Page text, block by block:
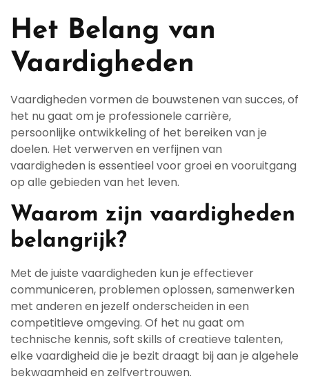
2024
Het Belang van
Vaardigheden
Vaardigheden vormen de bouwstenen van succes, of
het nu gaat om je professionele carrière,
persoonlijke ontwikkeling of het bereiken van je
doelen. Het verwerven en verfijnen van
vaardigheden is essentieel voor groei en vooruitgang
op alle gebieden van het leven.
Waarom zijn vaardigheden
belangrijk?
Met de juiste vaardigheden kun je effectiever
communiceren, problemen oplossen, samenwerken
met anderen en jezelf onderscheiden in een
competitieve omgeving. Of het nu gaat om
technische kennis, soft skills of creatieve talenten,
elke vaardigheid die je bezit draagt bij aan je algehele
bekwaamheid en zelfvertrouwen.